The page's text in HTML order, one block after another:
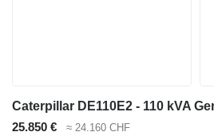
Caterpillar DE110E2 - 110 kVA
25.850 €
≈ 24.160 CHF